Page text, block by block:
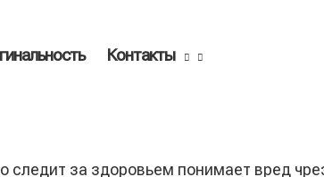
Контакты
следит за здоровьем понимает вред